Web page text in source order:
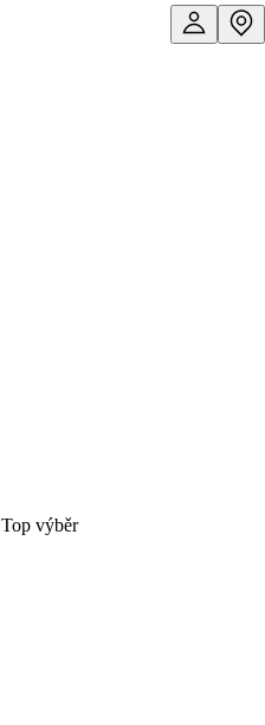
Top výběr